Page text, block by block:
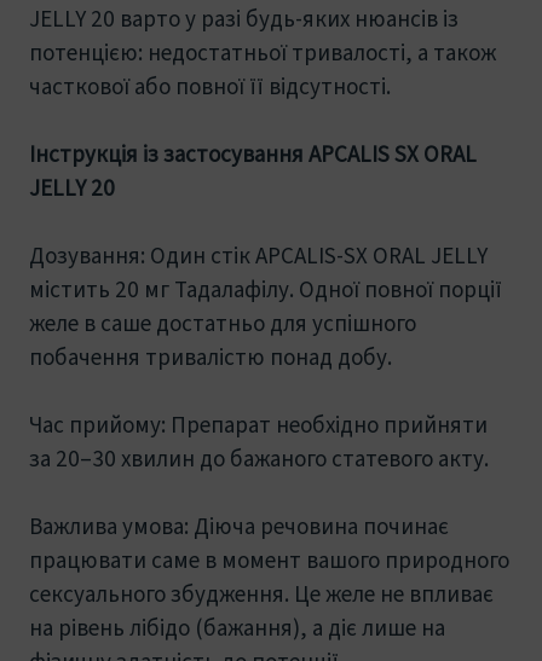
JELLY 20 варто у разі будь-яких нюансів із
потенцією: недостатньої тривалості, а також
часткової або повної її відсутності.
Інструкція із застосування APCALIS SX ORAL
JELLY 20
Дозування: Один стік APCALIS-SX ORAL JELLY
містить 20 мг Тадалафілу. Одної повної порції
желе в саше достатньо для успішного
побачення тривалістю понад добу.
Час прийому: Препарат необхідно прийняти
за 20–30 хвилин до бажаного статевого акту.
Важлива умова: Діюча речовина починає
працювати саме в момент вашого природного
сексуального збудження. Це желе не впливає
на рівень лібідо (бажання), а діє лише на